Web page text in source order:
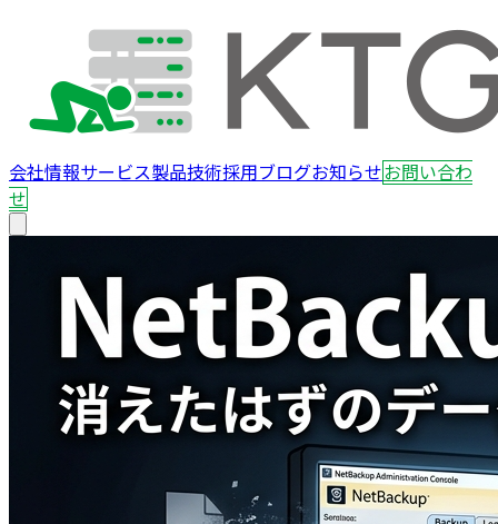
会社情報サービス製品技術採用ブログお知らせお問い合わ
せ